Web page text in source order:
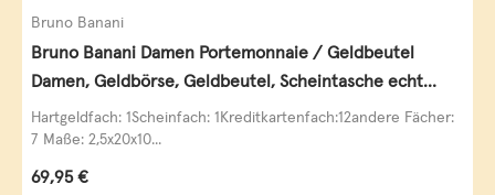
Bruno Banani
Bruno Banani Damen Portemonnaie / Geldbeutel
Damen, Geldbörse, Geldbeutel, Scheintasche echt
Leder
Hartgeldfach: 1Scheinfach: 1Kreditkartenfach:12andere Fächer:
7 Maße: 2,5x20x10...
Regulärer Preis:
69,95 €